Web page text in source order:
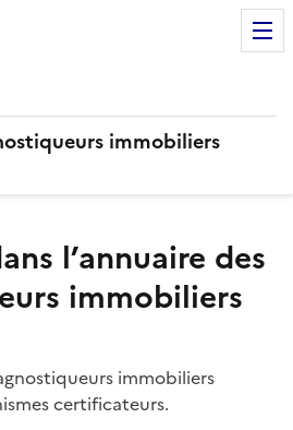
immobiliers
l’annuaire des
immobiliers
immobiliers
certificateurs.